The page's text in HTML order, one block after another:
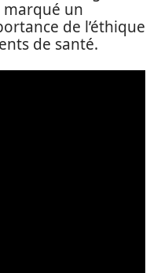
marqué un
de l’éthique
de santé.